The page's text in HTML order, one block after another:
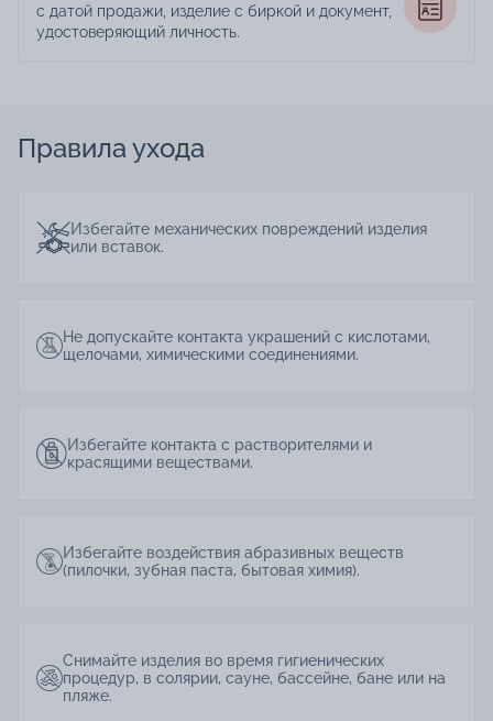
с датой продажи, изделие с биркой и документ,
удостоверяющий личность.
Правила ухода
Избегайте механических повреждений изделия
или вставок.
Не допускайте контакта украшений с кислотами,
щелочами, химическими соединениями.
Избегайте контакта с растворителями и
красящими веществами.
Избегайте воздействия абразивных веществ
(пилочки, зубная паста, бытовая химия).
Снимайте изделия во время гигиенических
процедур, в солярии, сауне, бассейне, бане или на
пляже.